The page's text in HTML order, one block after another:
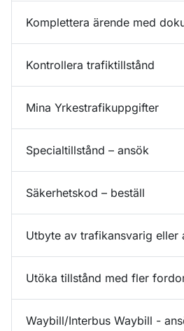
Komplettera ärende med
Kontrollera trafiktillstånd
Mina Yrkestrafikuppgifter
Specialtillstånd – ansök
Säkerhetskod – beställ
Utbyte av trafikansvarig eller
Utöka tillstånd med fler
Waybill/Interbus Waybill -